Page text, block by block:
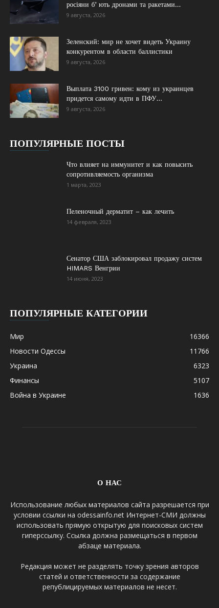
росіяни бʼють дронами та ракетами...
9 августа, 2026
Зеленский: мир не хочет видеть Украину
конкурентом в области баллистики
9 августа, 2026
Выплата 3100 гривен: кому из украинцев
придется самому идти в ПФУ...
9 августа, 2026
ПОПУЛЯРНЫЕ ПОСТЫ
Что влияет на иммунитет и как повысить
сопротивляемость организма
1 марта, 2023
Пеленочный дерматит – как лечить
14 февраля, 2023
Сенатор США заблокировал продажу систем
HIMARS Венгрии
14 июня, 2023
ПОПУЛЯРНЫЕ КАТЕГОРИИ
Мир
16366
Новости Одессы
11766
Украина
6323
Финансы
5107
Война в Украине
1636
О НАС
Использование любых материалов сайта разрешается при
условии ссылки на odessainfo.net Интернет-СМИ должны
использовать прямую открытую для поисковых систем
гиперссылку. Ссылка должна размещаться в первом
абзаце материала.
Редакция может не разделять точку зрения авторов
статей и ответственности за содержание
републицируемых материалов не несет.